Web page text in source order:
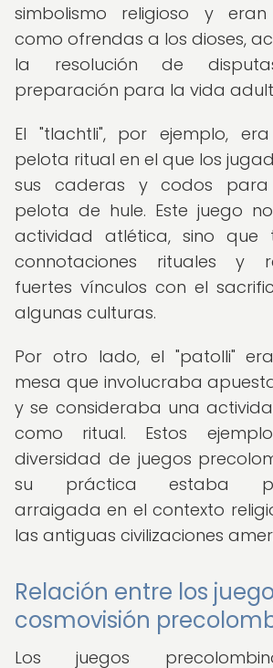
simbolismo religioso y eran
como ofrendas a los dioses,
la resolución de
preparación para la vida
El "tlachtli", por ejemplo,
pelota ritual en el que los
sus caderas y codos
pelota de hule. Este juego
actividad atlética, sino que
connotaciones rituales y
fuertes vínculos con el
algunas culturas.
Por otro lado, el "patolli"
mesa que involucraba
y se consideraba una
como ritual. Estos
diversidad de juegos
su práctica estaba
arraigada en el contexto
las antiguas civilizaciones
Relación entre los
cosmovisión
Los juegos